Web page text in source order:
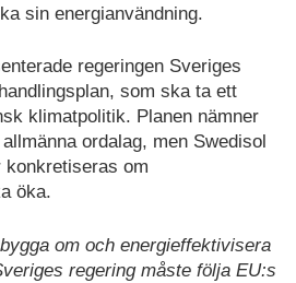
sin energianvändning.
regeringen Sveriges
som ska ta ett
klimatpolitik. Planen nämner
ordalag, men Swedisol
konkretiseras om
öka.
om och energieffektivisera
regering måste följa EU:s